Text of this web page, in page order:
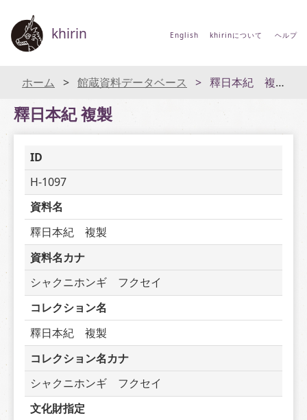
khirin English khirinについて ヘルプ
ホーム 館蔵資料データベース 釋日本紀 複製
釋日本紀 複製
ID
H-1097
資料名
釋日本紀　複製
資料名カナ
シャクニホンギ　フクセイ
コレクション名
釋日本紀　複製
コレクション名カナ
シャクニホンギ　フクセイ
文化財指定